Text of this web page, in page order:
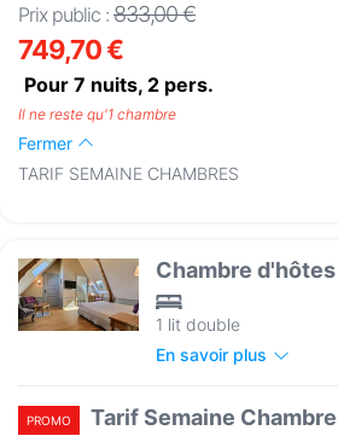
Prix public : 833,00 €
749,70 €
Pour 7 nuits, 2 pers.
Il ne reste qu'1 chambre
Fermer
TARIF SEMAINE CHAMBRES
Chambre
1 lit double
En savoir plus
PROMO Tarif Semaine